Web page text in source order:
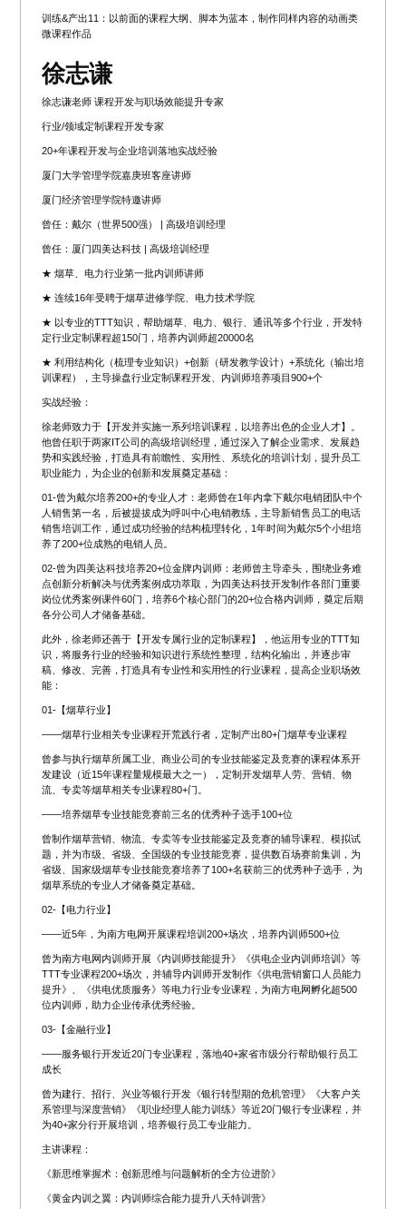
训练&产出11：以前面的课程大纲、脚本为蓝本，制作同样内容的动画类
微课程作品
徐志谦
徐志谦老师 课程开发与职场效能提升专家
行业/领域定制课程开发专家
20+年课程开发与企业培训落地实战经验
厦门大学管理学院嘉庚班客座讲师
厦门经济管理学院特邀讲师
曾任：戴尔（世界500强） | 高级培训经理
曾任：厦门四美达科技 | 高级培训经理
★ 烟草、电力行业第一批内训师讲师
★ 连续16年受聘于烟草进修学院、电力技术学院
★ 以专业的TTT知识，帮助烟草、电力、银行、通讯等多个行业，开发特
定行业定制课程超150门，培养内训师超20000名
★ 利用结构化（梳理专业知识）+创新（研发教学设计）+系统化（输出培
训课程），主导操盘行业定制课程开发、内训师培养项目900+个
实战经验：
徐老师致力于【开发并实施一系列培训课程，以培养出色的企业人才】。
他曾任职于两家IT公司的高级培训经理，通过深入了解企业需求、发展趋
势和实践经验，打造具有前瞻性、实用性、系统化的培训计划，提升员工
职业能力，为企业的创新和发展奠定基础：
01-曾为戴尔培养200+的专业人才：老师曾在1年内拿下戴尔电销团队中个
人销售第一名，后被提拔成为呼叫中心电销教练，主导新销售员工的电话
销售培训工作，通过成功经验的结构梳理转化，1年时间为戴尔5个小组培
养了200+位成熟的电销人员。
02-曾为四美达科技培养20+位金牌内训师：老师曾主导牵头，围绕业务难
点创新分析解决与优秀案例成功萃取，为四美达科技开发制作各部门重要
岗位优秀案例课件60门，培养6个核心部门的20+位合格内训师，奠定后期
各分公司人才储备基础。
此外，徐老师还善于【开发专属行业的定制课程】，他运用专业的TTT知
识，将服务行业的经验和知识进行系统性整理，结构化输出，并逐步审
稿、修改、完善，打造具有专业性和实用性的行业课程，提高企业职场效
能：
01-【烟草行业】
——烟草行业相关专业课程开荒践行者，定制产出80+门烟草专业课程
曾参与执行烟草所属工业、商业公司的专业技能鉴定及竞赛的课程体系开
发建设（近15年课程量规模最大之一），定制开发烟草人劳、营销、物
流、专卖等烟草相关专业课程80+门。
——培养烟草专业技能竞赛前三名的优秀种子选手100+位
曾制作烟草营销、物流、专卖等专业技能鉴定及竞赛的辅导课程、模拟试
题，并为市级、省级、全国级的专业技能竞赛，提供数百场赛前集训，为
省级、国家级烟草专业技能竞赛培养了100+名获前三的优秀种子选手，为
烟草系统的专业人才储备奠定基础。
02-【电力行业】
——近5年，为南方电网开展课程培训200+场次，培养内训师500+位
曾为南方电网内训师开展《内训师技能提升》《供电企业内训师培训》等
TTT专业课程200+场次，并辅导内训师开发制作《供电营销窗口人员能力
提升》、《供电优质服务》等电力行业专业课程，为南方电网孵化超500
位内训师，助力企业传承优秀经验。
03-【金融行业】
——服务银行开发近20门专业课程，落地40+家省市级分行帮助银行员工
成长
曾为建行、招行、兴业等银行开发《银行转型期的危机管理》《大客户关
系管理与深度营销》《职业经理人能力训练》等近20门银行专业课程，并
为40+家分行开展培训，培养银行员工专业能力。
主讲课程：
《新思维掌握术：创新思维与问题解析的全方位进阶》
《黄金内训之翼：内训师综合能力提升八天特训营》